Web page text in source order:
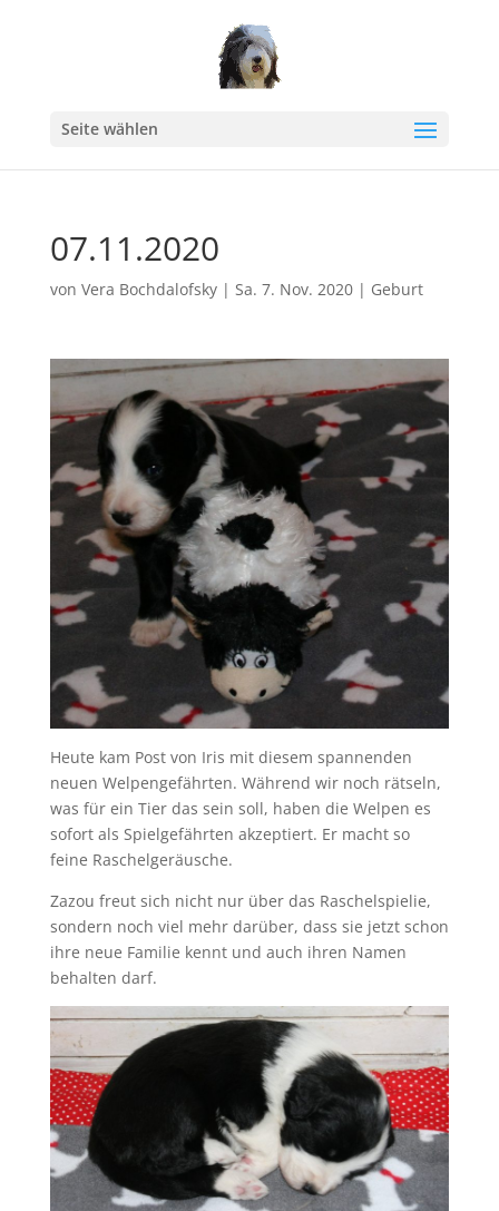
Seite wählen
07.11.2020
von Vera Bochdalofsky| Sa. 7. Nov. 2020| Geburt
Heute kam Post von Iris mit diesem spannenden
neuen Welpengefährten. Während wir noch rätseln,
was für ein Tier das sein soll, haben die Welpen es
sofort als Spielgefährten akzeptiert. Er macht so
feine Raschelgeräusche.
Zazou freut sich nicht nur über das Raschelspielie,
sondern noch viel mehr darüber, dass sie jetzt schon
ihre neue Familie kennt und auch ihren Namen
behalten darf.